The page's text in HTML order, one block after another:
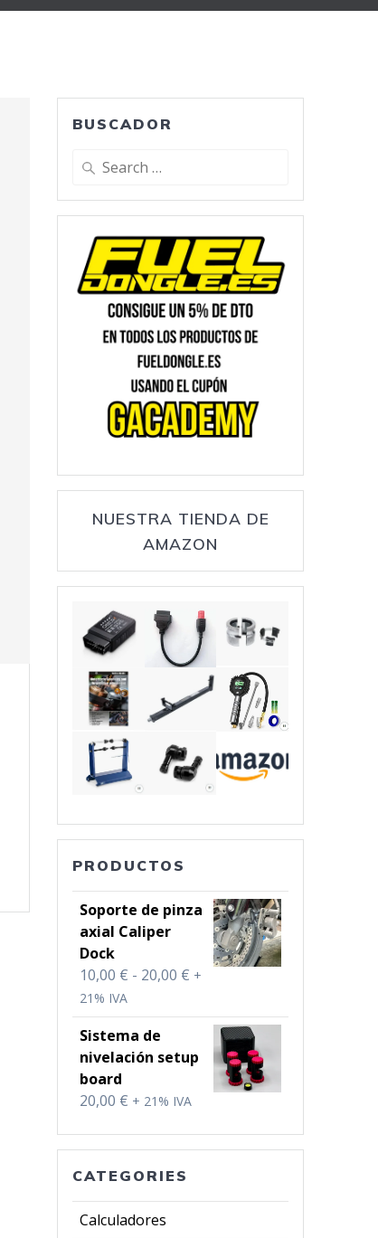
BUSCADOR
Search
NUESTRA TIENDA DE
AMAZON
PRODUCTOS
Soporte de pinza
axial Caliper
Dock
10,00 € - 20,00 € Rango
precios:
desde
10,00 €
hasta
20,00 €
+
21% IVA
Sistema de
nivelación setup
board
20,00 € + 21% IVA
CATEGORIES
Calculadores